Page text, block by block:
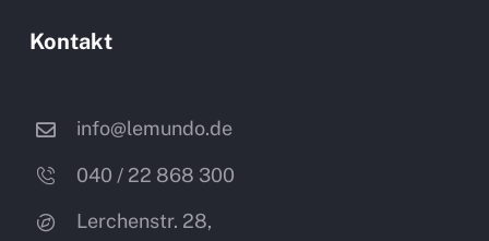
Kontakt
info@lemundo.de
040 / 22 868 300
Lerchenstr. 28,